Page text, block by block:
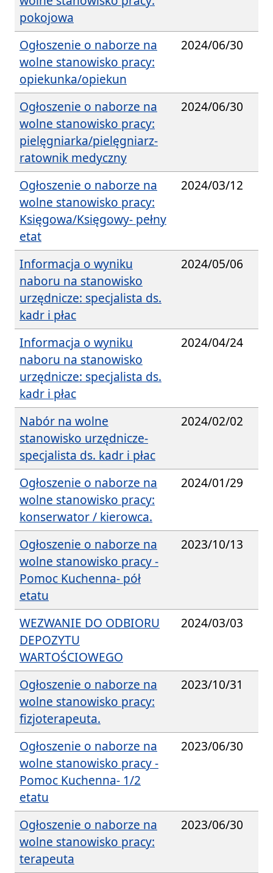
pokojowa
Ogłoszenie o naborze na
wolne stanowisko pracy:
opiekunka/opiekun
2024/06/30
Ogłoszenie o naborze na
wolne stanowisko pracy:
pielęgniarka/pielęgniarz-
ratownik medyczny
2024/06/30
Ogłoszenie o naborze na
wolne stanowisko pracy:
Księgowa/Księgowy- pełny
etat
2024/03/12
Informacja o wyniku
naboru na stanowisko
urzędnicze: specjalista ds.
kadr i płac
2024/05/06
Informacja o wyniku
naboru na stanowisko
urzędnicze: specjalista ds.
kadr i płac
2024/04/24
Nabór na wolne
stanowisko urzędnicze-
specjalista ds. kadr i płac
2024/02/02
Ogłoszenie o naborze na
wolne stanowisko pracy:
konserwator / kierowca.
2024/01/29
Ogłoszenie o naborze na
wolne stanowisko pracy -
Pomoc Kuchenna- pół
etatu
2023/10/13
WEZWANIE DO ODBIORU
DEPOZYTU
WARTOŚCIOWEGO
2024/03/03
Ogłoszenie o naborze na
wolne stanowisko pracy:
fizjoterapeuta.
2023/10/31
Ogłoszenie o naborze na
wolne stanowisko pracy -
Pomoc Kuchenna- 1/2
etatu
2023/06/30
Ogłoszenie o naborze na
wolne stanowisko pracy:
terapeuta
2023/06/30